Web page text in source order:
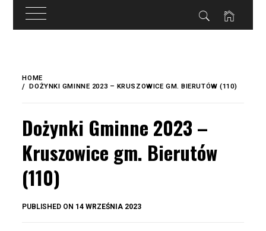
treści
content
HOME
DOŻYNKI GMINNE 2023 – KRUSZOWICE GM. BIERUTÓW (110)
Dożynki Gminne 2023 –
Kruszowice gm. Bierutów
(110)
PUBLISHED ON 14 WRZEŚNIA 2023